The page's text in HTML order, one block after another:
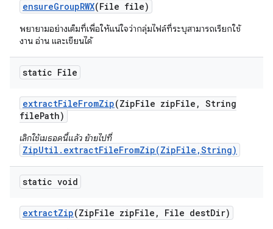
ensureGroupRWX(File file)
พยายามอย่างเต็มที่เพื่อให้แน่ใจว่ากลุ่มไฟล์ที่ระบุสามารถเรียกใช้
งาน อ่าน และเขียนได้
static File
extractFileFromZip(ZipFile zipFile , String
filePath)
เลิกใช้เมธอดนี้แล้ว ย้ายไปที่
ZipUtil.extractFileFromZip(ZipFile,String)
static void
extractZip(ZipFile zipFile , File destDir)